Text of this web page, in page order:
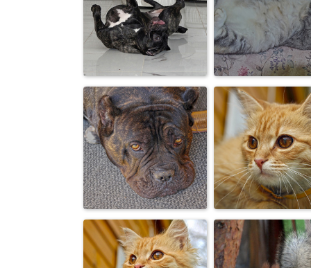
Я тебя
внимательно
слушаю.
Странно...
неприятности
приносят ...
Breakdance Балдеж